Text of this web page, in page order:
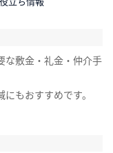
な敷金・礼金・仲介手
もおすすめです。